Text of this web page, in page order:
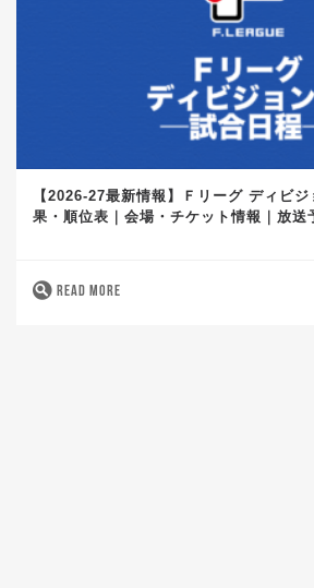
【2026-27最新情報】Ｆリーグ ディビ
果・順位表｜会場・チケット情報｜放送
READ MORE